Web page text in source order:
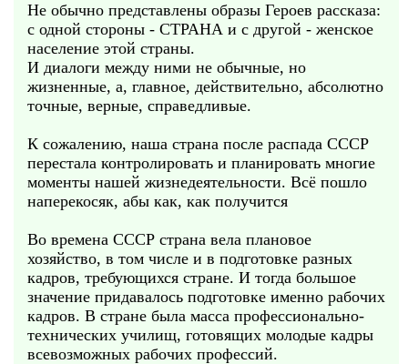
Не обычно представлены образы Героев рассказа:
с одной стороны - СТРАНА и с другой - женское
население этой страны.
И диалоги между ними не обычные, но
жизненные, а, главное, действительно, абсолютно
точные, верные, справедливые.
К сожалению, наша страна после распада СССР
перестала контролировать и планировать многие
моменты нашей жизнедеятельности. Всё пошло
наперекосяк, абы как, как получится
Во времена СССР страна вела плановое
хозяйство, в том числе и в подготовке разных
кадров, требующихся стране. И тогда большое
значение придавалось подготовке именно рабочих
кадров. В стране была масса профессионально-
технических училищ, готовящих молодые кадры
всевозможных рабочих профессий.